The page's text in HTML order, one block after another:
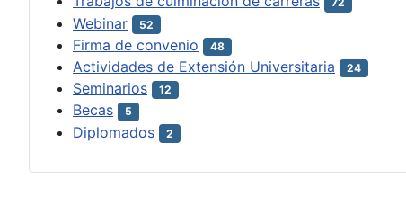
Webinar 52
Firma de convenio 48
Actividades de Extensión Universitaria 24
Seminarios 12
Becas 5
Diplomados 2